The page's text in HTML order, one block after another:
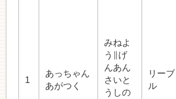
1
あっちゃん
あがつく
みねよ
う∥げ
んあん
さいと
うしの
リーブ
ル